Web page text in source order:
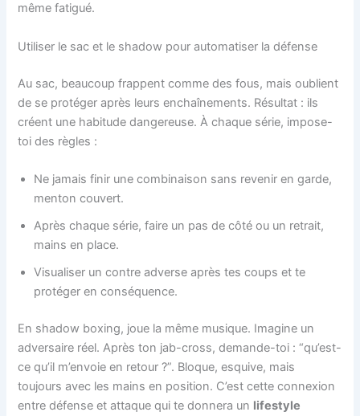
même fatigué.
Utiliser le sac et le shadow pour automatiser la défense
Au sac, beaucoup frappent comme des fous, mais oublient
de se protéger après leurs enchaînements. Résultat : ils
créent une habitude dangereuse. À chaque série, impose-
toi des règles :
Ne jamais finir une combinaison sans revenir en garde,
menton couvert.
Après chaque série, faire un pas de côté ou un retrait,
mains en place.
Visualiser un contre adverse après tes coups et te
protéger en conséquence.
En shadow boxing, joue la même musique. Imagine un
adversaire réel. Après ton jab-cross, demande-toi : “qu’est-
ce qu’il m’envoie en retour ?”. Bloque, esquive, mais
toujours avec les mains en position. C’est cette connexion
entre défense et attaque qui te donnera un lifestyle